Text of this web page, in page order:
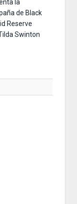
la
de Black
Reserve
Swinton